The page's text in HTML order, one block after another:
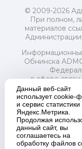
© 2009-2026
При полном,
материалов
Обнинска
в сфере
и массовых
Свидетельство
Учредитель:
Обнинск".
Адрес
Данный веб-сайт
использует cookie-
и сервис статистики
Яндекс.Метрика.
Продолжая
данный сайт, вы
соглашаетесь на
обработку файлов